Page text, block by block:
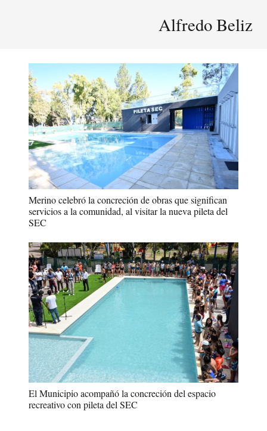
Alfredo Beliz
Merino celebró la concreción de obras que significan
servicios a la comunidad, al visitar la nueva pileta del
SEC
El Municipio acompañó la concreción del espacio
recreativo con pileta del SEC